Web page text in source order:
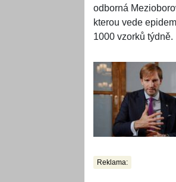
odborná
kterou vede
1000 vzorků týdně.
Reklama: